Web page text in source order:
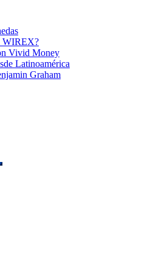
WIREX?
Vivid Money
Latinoamérica
Graham